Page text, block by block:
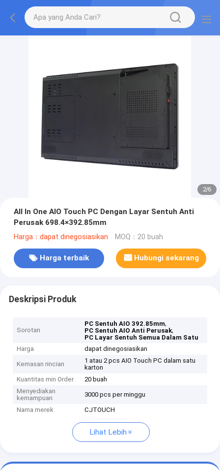
2/6
All In One AIO Touch PC Dengan Layar Sentuh Anti
Perusak 698.4×392.85mm
Harga：dapat dinegosiasikan MOQ：20 buah
Harga terbaik Hubungi sekarang
Deskripsi Produk
Sorotan
PC Sentuh AIO 392.85mm,
PC Sentuh AIO Anti Perusak,
PC Layar Sentuh Semua Dalam Satu
Harga
dapat dinegosiasikan
Kemasan rincian
1 atau 2 pcs AIO Touch PC dalam satu
karton
Kuantitas min Order
20 buah
Menyediakan
kemampuan
3000 pcs per minggu
Nama merek CJTOUCH
Lihat Lebih